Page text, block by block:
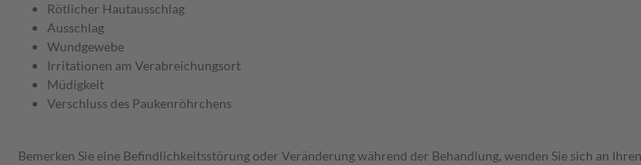
Rötlicher Hautausschlag
Ausschlag
Wundgewebe
Irritationen am Verabreichungsort
Müdigkeit
Verschluss des Paukenröhrchens
Bemerken Sie eine Befindlichkeitsstörung oder Veränderung während der Behandlung, wenden Sie sich an